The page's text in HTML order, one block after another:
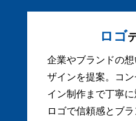
ロゴ
企業やブランドの
ザインを提案。コ
イン制作まで丁寧
ロゴで信頼感とブ